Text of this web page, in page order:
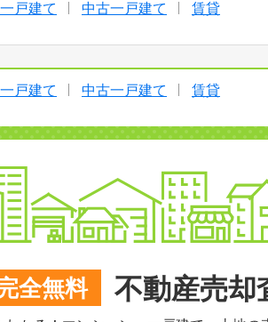
戸建て 中古一戸建て 賃貸
戸建て 中古一戸建て 賃貸
全無料 不動産売却